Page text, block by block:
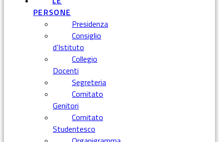
PERSONE
Presidenza
Consiglio
d’Istituto
Collegio
Docenti
Segreteria
Comitato
Genitori
Comitato
Studentesco